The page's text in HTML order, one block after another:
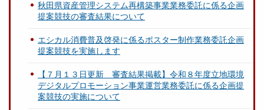
秋田県資産管理システム再構築事業業務委託に係る企画
提案競技の審査結果について
エシカル消費普及啓発に係るポスター制作業務委託企画
提案競技を実施します
【７月１３日更新 審査結果掲載】令和８年度立地環境
デジタルプロモーション事業運営業務委託に係る企画提
案競技の実施について